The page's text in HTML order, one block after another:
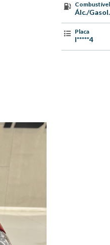
Combustível
Álc./Gasol.
Placa
I*****4